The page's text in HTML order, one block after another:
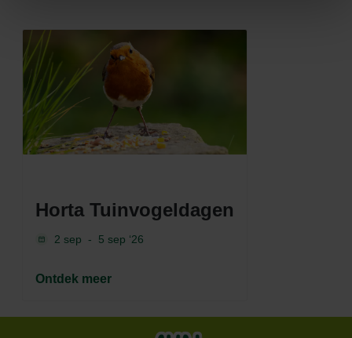
Horta Tuinvogeldagen
2 sep - 5 sep ‘26
Ontdek meer